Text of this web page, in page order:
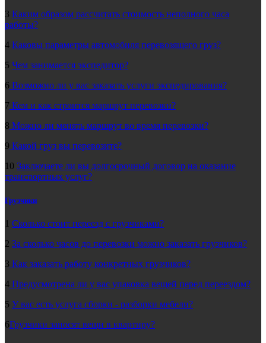
3 Каким образом рассчитать стоимость неполного часа
работы?
4 Каковы параметры автомобиля перевозящего груз?
5 Чем занимается экспедитор?
6 Возможно ли у вас заказать услуги экспедирования?
7 Кем и как строится маршрут перевозки?
8 Можно ли менять маршрут во время перевозки?
9 Какой груз вы перевозите?
10 Заключаете ли вы долгосрочный договор на оказание
транспортных услуг?
Грузчики
1 Сколько стоит переезд с грузчиками?
2 За сколько часов до перевозки можно заказать грузчиков?
3 Как заказать работу конкретных грузчиков?
4 Предусмотрена ли у вас упаковка вещей перед переездом?
5 У вас есть услуга сборки - разборки мебели?
6Грузчики заносят вещи в квартиру?